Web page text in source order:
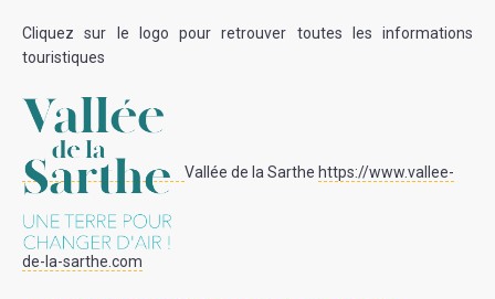
Cliquez sur le logo pour retrouver toutes les informations
touristiques
Vallée de la Sarthe https://www.vallee-
de-la-sarthe.com